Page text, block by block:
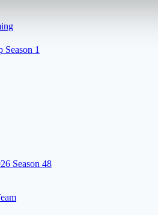
Season 1
Season 48